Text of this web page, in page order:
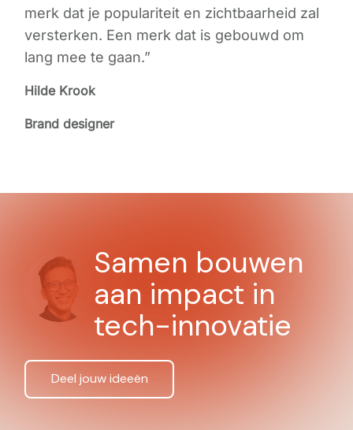
merk dat je populariteit en zichtbaarheid zal
versterken. Een merk dat is gebouwd om
lang mee te gaan.”
Hilde Krook
Brand designer
Samen bouwen
aan impact in
tech-innovatie
Deel jouw ideeën